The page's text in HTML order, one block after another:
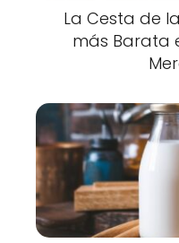
La Cesta de
más Barata